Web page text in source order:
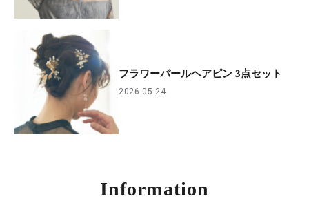
フラワーパールヘアピン 3点セット
2026.05.24
Information